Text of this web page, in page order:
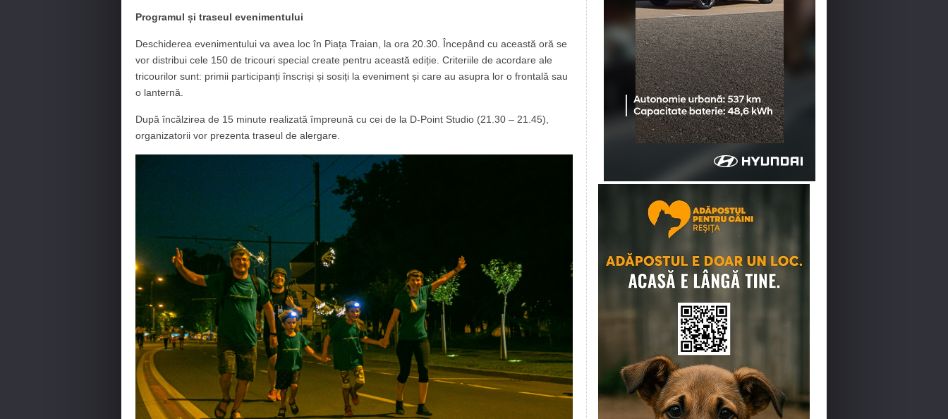
Programul și traseul evenimentului
Deschiderea evenimentului va avea loc în Piața Traian, la ora 20.30. Începând cu această oră se
vor distribui cele 150 de tricouri special create pentru această ediție. Criteriile de acordare ale
tricourilor sunt: primii participanți înscriși și sosiți la eveniment și care au asupra lor o frontală sau
o lanternă.
După încălzirea de 15 minute realizată împreună cu cei de la D-Point Studio (21.30 – 21.45),
organizatorii vor prezenta traseul de alergare.